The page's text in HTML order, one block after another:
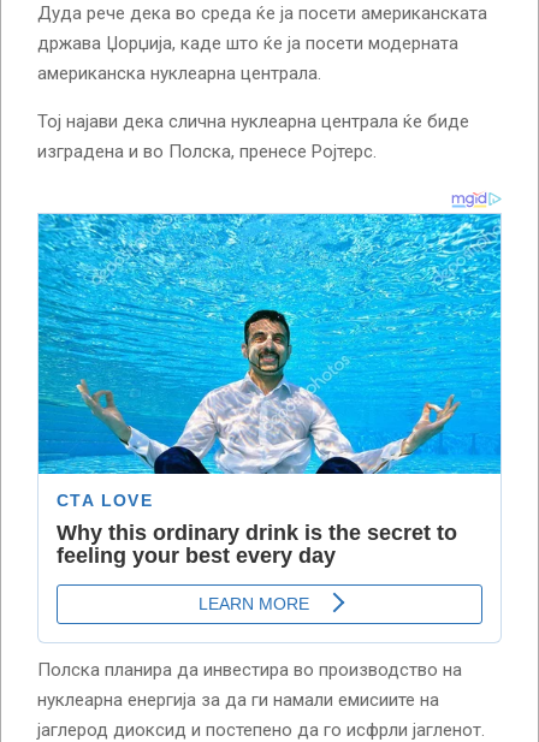
Дуда рече дека во среда ќе ја посети американската
држава Џорџија, каде што ќе ја посети модерната
американска нуклеарна централа.
Тој најави дека слична нуклеарна централа ќе биде
изградена и во Полска, пренесе Ројтерс.
Полска планира да инвестира во производство на
нуклеарна енергија за да ги намали емисиите на
јаглерод диоксид и постепено да го исфрли јагленот.